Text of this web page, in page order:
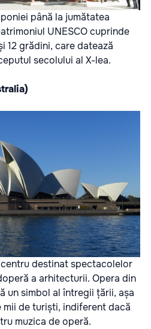
până la jumătatea
UNESCO cuprinde
12 grădini, care datează
secolului al X-lea.
destinat spectacolelor
a arhitecturii. Opera din
un simbol al întregii țării, așa
de turiști, indiferent dacă
muzica de operă.